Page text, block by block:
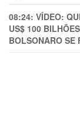
08:24: VÍDEO:
US$ 100
BOLSONARO SE